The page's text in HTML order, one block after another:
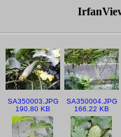
SA350003.JPG
190.80 KB
SA350004.JPG
166.22 KB